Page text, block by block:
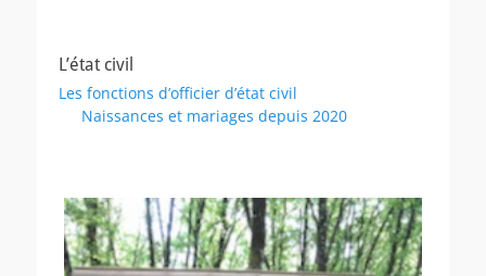
L’état civil
Les fonctions d’officier d’état civil
Naissances et mariages depuis 2020